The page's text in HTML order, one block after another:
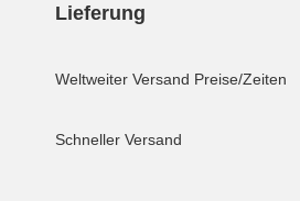
Lieferung
Weltweiter Versand Preise/Zeiten
Schneller Versand